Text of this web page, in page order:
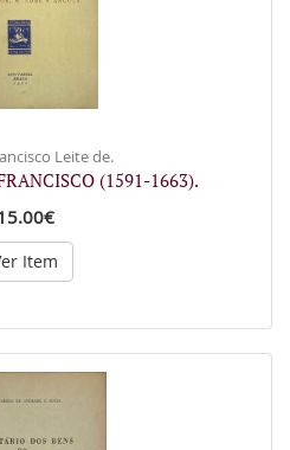
Leite de.
(1591-1663).
Item